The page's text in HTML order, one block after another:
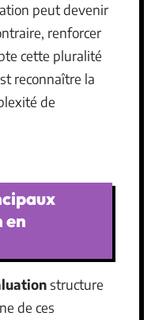
peut devenir
renforcer
cette pluralité
reconnaître la
de
en
structure
de ces